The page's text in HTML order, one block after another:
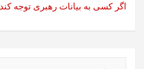
اگر کسی به بیانات رهبری توجه